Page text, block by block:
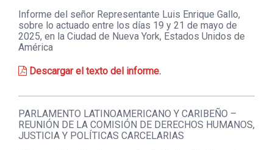
Informe del señor Representante Luis Enrique Gallo,
sobre lo actuado entre los días 19 y 21 de mayo de
2025, en la Ciudad de Nueva York, Estados Unidos de
América
Descargar el texto del informe.
PARLAMENTO LATINOAMERICANO Y CARIBEÑO –
REUNIÓN DE LA COMISIÓN DE DERECHOS HUMANOS,
JUSTICIA Y POLÍTICAS CARCELARIAS